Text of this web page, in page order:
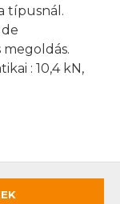
típusnál.
: 10,4 kN,